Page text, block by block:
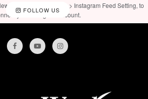
FOLLOW US
: Social, Like & View > Instagram Feed Setting, to
your Instagram account.